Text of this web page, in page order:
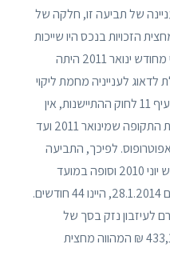
של תביעה זו, חלקה של
הזכויות בנכס היו שייכות
לה. לעניין תקופת התביעה, נטען כי מחודש ינואר 2011 היתה
לענייניה מחמת ליקוי
נפשי או שכלי, ומשכך ובהתאם לסעיף 11 לחוק ההתיישנות, אין
להביא במניין תקופת ההתיישנות את התקופה שמינואר 2011 ועד
אפוטרופוס. לפיכך, התביעה
מתייחסת לתקופה שתחילתה בחודש יוני 2010 וסופה במועד
מסירת החזקה בנכס זה לרוכש ביום 28.1.2014, היינו 44 חודשים.
לעיזבון נזק בסך של
866,394 ₪, ומשכך נתבע סך 433,197 ₪ המהווה מחצית